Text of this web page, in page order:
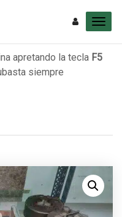
apretando la tecla F5
siempre